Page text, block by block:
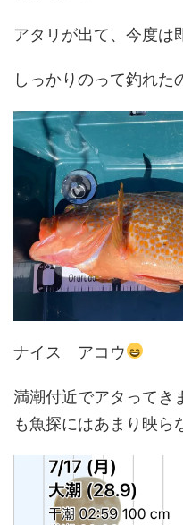
アタリが出て、今度は
しっかりのって釣れた
ナイス アコウ
満潮付近でアタってき
も魚探にはあまり映ら